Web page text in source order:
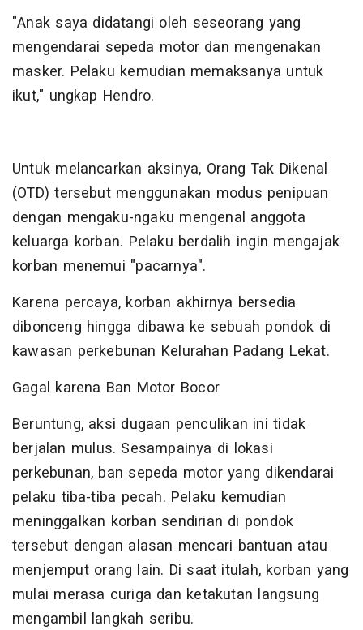
"Anak saya didatangi oleh seseorang yang
mengendarai sepeda motor dan mengenakan
masker. Pelaku kemudian memaksanya untuk
ikut," ungkap Hendro.
Untuk melancarkan aksinya, Orang Tak Dikenal
(OTD) tersebut menggunakan modus penipuan
dengan mengaku-ngaku mengenal anggota
keluarga korban. Pelaku berdalih ingin mengajak
korban menemui "pacarnya".
Karena percaya, korban akhirnya bersedia
dibonceng hingga dibawa ke sebuah pondok di
kawasan perkebunan Kelurahan Padang Lekat.
Gagal karena Ban Motor Bocor
Beruntung, aksi dugaan penculikan ini tidak
berjalan mulus. Sesampainya di lokasi
perkebunan, ban sepeda motor yang dikendarai
pelaku tiba-tiba pecah. Pelaku kemudian
meninggalkan korban sendirian di pondok
tersebut dengan alasan mencari bantuan atau
menjemput orang lain. Di saat itulah, korban yang
mulai merasa curiga dan ketakutan langsung
mengambil langkah seribu.